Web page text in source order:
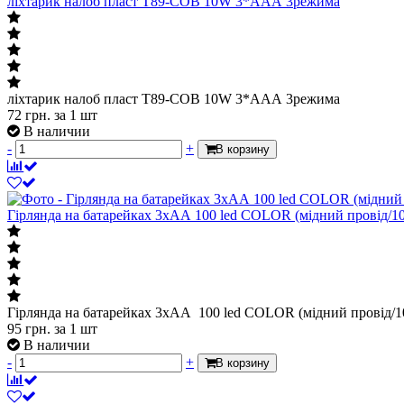
ліхтарик налоб пласт T89-COB 10W 3*ААА 3режима
72 грн. за 1 шт
В наличии
-
+ В корзину
Гірлянда на батарейках 3хАА 100 led COLOR (мідний провід/
Гірлянда на батарейках 3хАА 100 led COLOR (мідний провід/
95 грн. за 1 шт
В наличии
-
+ В корзину